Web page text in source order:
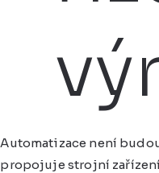
Automatizace není
propojuje strojní